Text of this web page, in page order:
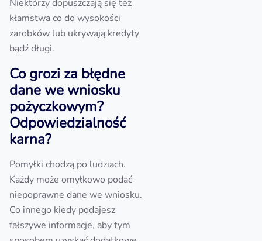
Niektórzy dopuszczają się też
kłamstwa co do wysokości
zarobków lub ukrywają kredyty
bądź długi.
Co grozi za błędne
dane we wniosku
pożyczkowym?
Odpowiedzialność
karna?
Pomyłki chodzą po ludziach.
Każdy może omyłkowo podać
niepoprawne dane we wniosku.
Co innego kiedy podajesz
fałszywe informacje, aby tym